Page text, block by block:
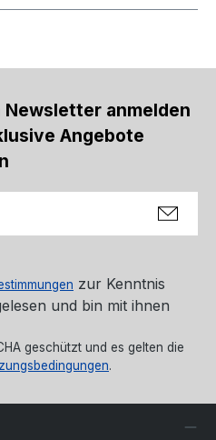
Newsletter anmelden
Angebote
zur Kenntnis
und bin mit ihnen
geschützt und es gelten die
.